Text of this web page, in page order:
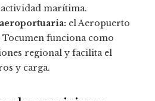
marítima.
el Aeropuerto
funciona como
regional y facilita el
y carga.